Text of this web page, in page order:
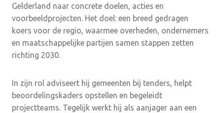
Gelderland naar concrete doelen, acties en
voorbeeldprojecten. Het doel: een breed gedragen
koers voor de regio, waarmee overheden, ondernemers
en maatschappelijke partijen samen stappen zetten
richting 2030.
In zijn rol adviseert hij gemeenten bij tenders, helpt
beoordelingskaders opstellen en begeleidt
projectteams. Tegelijk werkt hij als aanjager aan een